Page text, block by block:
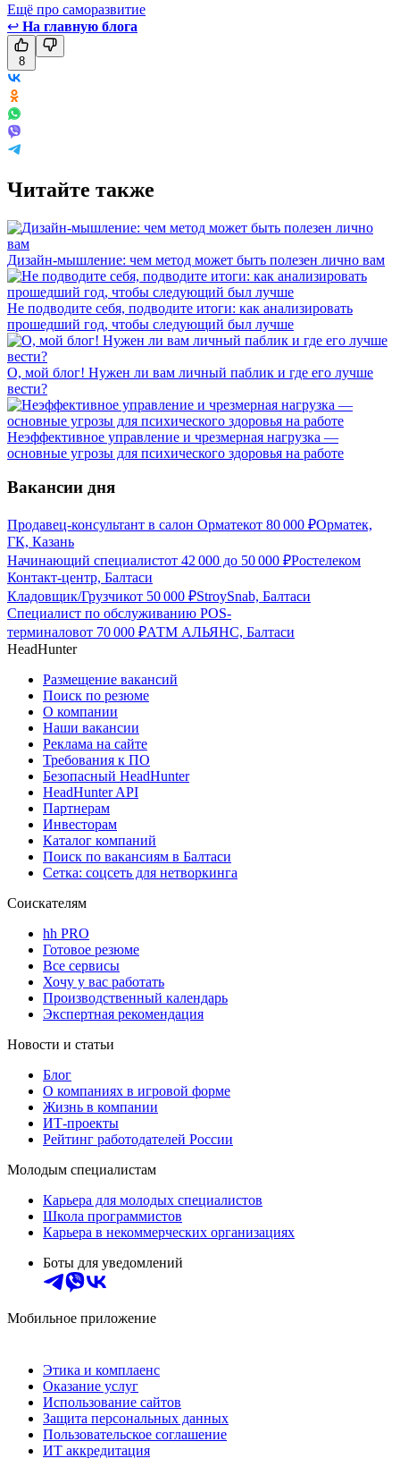
Ещё про саморазвитие
↩ На главную блога
8
Читайте также
Дизайн-мышление: чем метод может быть полезен лично вам
Не подводите себя, подводите итоги: как анализировать
прошедший год, чтобы следующий был лучше
О, мой блог! Нужен ли вам личный паблик и где его лучше
вести?
Неэффективное управление и чрезмерная нагрузка —
основные угрозы для психического здоровья на работе
Вакансии дня
Продавец-консультант в салон Орматекот 80 000 ₽Орматек,
ГК, Казань
Начинающий специалистот 42 000 до 50 000 ₽Ростелеком
Контакт-центр, Балтаси
Кладовщик/Грузчикот 50 000 ₽StroySnab, Балтаси
Специалист по обслуживанию POS-
терминаловот 70 000 ₽АТМ АЛЬЯНС, Балтаси
HeadHunter
Размещение вакансий
Поиск по резюме
О компании
Наши вакансии
Реклама на сайте
Требования к ПО
Безопасный HeadHunter
HeadHunter API
Партнерам
Инвесторам
Каталог компаний
Поиск по вакансиям в Балтаси
Сетка: соцсеть для нетворкинга
Соискателям
hh PRO
Готовое резюме
Все сервисы
Хочу у вас работать
Производственный календарь
Экспертная рекомендация
Новости и статьи
Блог
О компаниях в игровой форме
Жизнь в компании
ИТ-проекты
Рейтинг работодателей России
Молодым специалистам
Карьера для молодых специалистов
Школа программистов
Карьера в некоммерческих организациях
Боты для уведомлений
Мобильное приложение
Этика и комплаенс
Оказание услуг
Использование сайтов
Защита персональных данных
Пользовательское соглашение
ИТ аккредитация